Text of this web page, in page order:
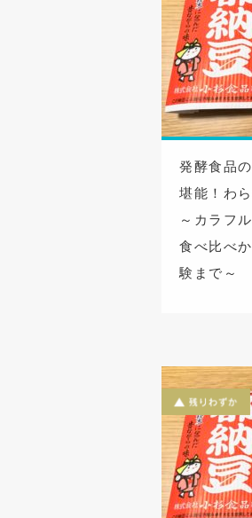
発酵食品
堪能！わ
～カラフ
食べ比べ
験まで～